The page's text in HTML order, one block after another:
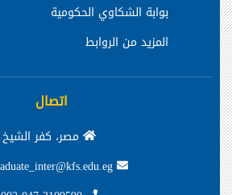
بوابة الشكاوي الحكومية
المزيد من الروابط
اتصال
مصر، كفر الشيخ
Postgraduate_inter@kfs.edu.eg